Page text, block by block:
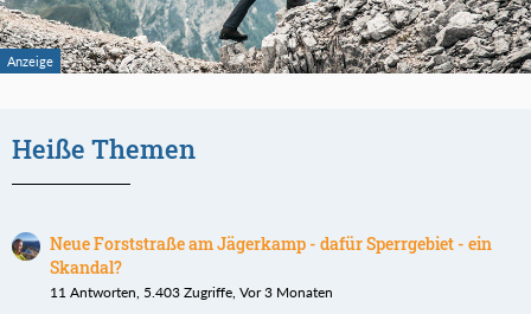
Heiße Themen
Neue Forststraße am Jägerkamp - dafür Sperrgebiet - ein
Skandal?
11 Antworten, 5.403 Zugriffe, Vor 3 Monaten